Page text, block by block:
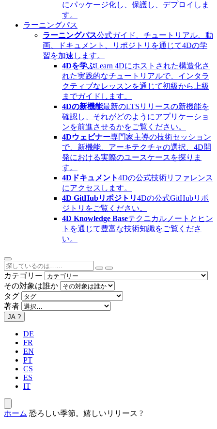
にパッケージ化し、保護し、デプロイしま
す。
ラーニングパス
ラーニングパス公式ガイド、チュートリアル、動
画、ドキュメント、リポジトリを通じて4Dの学
習を加速します。
4Dを学ぶLearn 4Dにホストされた構造化さ
れた実践的なチュートリアルで、インタラ
クティブなレッスンを通じて初級から上級
までガイドします。
4Dの新機能最新のLTSリリースの新機能を
確認し、それがどのようにアプリケーショ
ンを前進させるかをご覧ください。
4Dウェビナー専門家主導の技術セッション
で、新機能、アーキテクチャの選択、4D開
発における実際のユースケースを探りま
す。
4Dドキュメント4Dの公式技術リファレンス
にアクセスします。
4D GitHubリポジトリ4Dの公式GitHubリポ
ジトリをご覧ください。
4D Knowledge Baseテクニカルノートとヒン
トを通じて豊富な技術知識をご覧くださ
い。
カテゴリー
その対象は誰か
タグ
著者
JA ?
DE
FR
EN
PT
CS
ES
IT
ホーム 恐ろしい季節。嬉しいリリース ?